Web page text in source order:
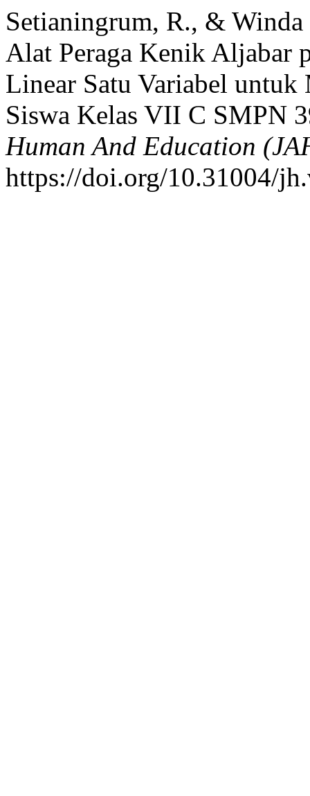
Setianingrum, R., &
Alat Peraga Kenik Aljabar
Linear Satu Variabel
Siswa Kelas VII C SMPN
Human And Education
https://doi.org/10.31004/